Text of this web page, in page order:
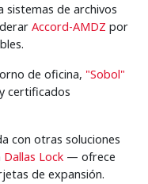
sistemas de archivos
Accord-AMDZ por
de oficina, "Sobol"
certificados
con otras soluciones
Dallas Lock — ofrece
de expansión.